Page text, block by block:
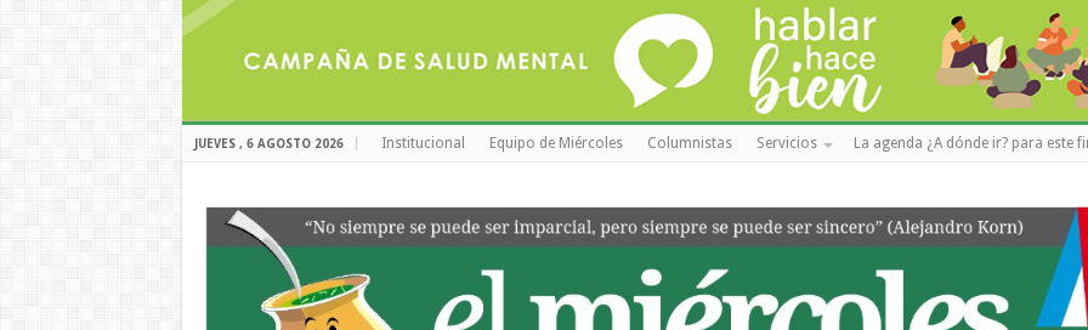
JUEVES , 6 AGOSTO 2026 Institucional Equipo de Miércoles Columnistas Servicios La agenda ¿A dónde ir? para este